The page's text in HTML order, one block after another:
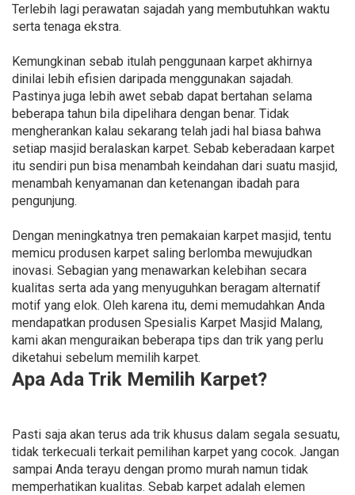
Terlebih lagi perawatan sajadah yang membutuhkan waktu
serta tenaga ekstra.
Kemungkinan sebab itulah penggunaan karpet akhirnya
dinilai lebih efisien daripada menggunakan sajadah.
Pastinya juga lebih awet sebab dapat bertahan selama
beberapa tahun bila dipelihara dengan benar. Tidak
mengherankan kalau sekarang telah jadi hal biasa bahwa
setiap masjid beralaskan karpet. Sebab keberadaan karpet
itu sendiri pun bisa menambah keindahan dari suatu masjid,
menambah kenyamanan dan ketenangan ibadah para
pengunjung.
Dengan meningkatnya tren pemakaian karpet masjid, tentu
memicu produsen karpet saling berlomba mewujudkan
inovasi. Sebagian yang menawarkan kelebihan secara
kualitas serta ada yang menyuguhkan beragam alternatif
motif yang elok. Oleh karena itu, demi memudahkan Anda
mendapatkan produsen Spesialis Karpet Masjid Malang,
kami akan menguraikan beberapa tips dan trik yang perlu
diketahui sebelum memilih karpet.
Apa Ada Trik Memilih Karpet?
Pasti saja akan terus ada trik khusus dalam segala sesuatu,
tidak terkecuali terkait pemilihan karpet yang cocok. Jangan
sampai Anda terayu dengan promo murah namun tidak
memperhatikan kualitas. Sebab karpet adalah elemen